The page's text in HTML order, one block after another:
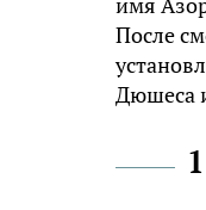
После
Дюшеса